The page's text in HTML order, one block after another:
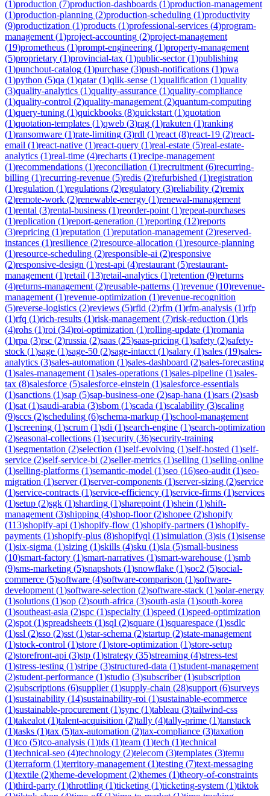
(1)production (7)production-dashboards (1)production-management
(1)production-planning (2)production-scheduling (1)productivity
(9)productization (1)products (1)professional-services (4)program-
management (1)project-accounting (2)project-management
(19)prometheus (1)prompt-engineering (1)property-management
(5)proprietary (1)provincial-tax (1)public-sector(1)publishing
(1)punchout-catalog (1)purchase (3)push-notifications (1)pwa
(1)python (5)qa (1)qatar(1)qlik-sense (1)qualification (1)quality
(3)quality-analytics (1)quality-assurance (1)quality-compliance
(1)quality-control (2)quality-management (2)quantum-computing
(1)query-tuning (1)quickbooks (8)quickstart (1)quotation
(1)quotation-templates (1)qweb (3)rag (1)rakuten (1)ranking
(1)ransomware (1)rate-limiting (3)rdl (1)react (8)react-19 (2)react-
email (1)react-native (1)react-query (1)real-estate (5)real-estate-
analytics (1)real-time (4)recharts (1)recipe-management
(1)recommendations (1)reconciliation (1)recruitment (6)recurring-
billing (1)recurring-revenue (5)redis (2)refurbished (1)registration
(1)regulation (1)regulations (2)regulatory (3)reliability (2)remix
(2)remote-work (2)renewable-energy (1)renewal-management
(1)rental (3)rental-business (1)reorder-point (1)repeat-purchases
(1)replication (1)report-generation (1)reporting (12)reports
(3)repricing (1)reputation (1)reputation-management (2)reserved-
instances (1)resilience (2)resource-allocation (1)resource-planning
(1)resource-scheduling (2)responsible-ai (2)responsive
(2)responsive-design (1)rest-api (4)restaurant (5)restaurant-
management (1)retail (13)retail-analytics (1)retention (9)returns
(4)returns-management (2)reusable-patterns (1)revenue (10)revenue-
management (1)revenue-optimization (1)revenue-recognition
(5)reverse-logistics (2)reviews (5)rfid (2)rfm (1)rfm-analysis (1)rfp
(1)rfq (1)rich-results (1)risk-management (7)risk-reduction (1)rls
(4)rohs (1)roi (34)roi-optimization (1)rolling-update (1)romania
(1)rpa (3)rsc (2)russia (2)saas (25)saas-pricing (1)safety (2)safety-
stock (1)sage (1)sage-50 (2)sage-intacct (1)salary (1)sales (19)sales-
analytics (3)sales-automation (1)sales-dashboard (2)sales-forecasting
(1)sales-management (1)sales-operations (1)sales-pipeline (1)sales-
tax (8)salesforce (5)salesforce-einstein (1)salesforce-essentials
(1)sanctions (1)sap (5)sap-business-one (2)sap-hana (1)sars (2)sasb
(1)sat (1)saudi-arabia (3)sbom (1)scada (1)scalability (3)scaling
(9)sccs (2)scheduling (6)schema-markup (1)school-management
(1)screening (1)scrum (1)sdi (1)search-engine (1)search-optimization
(2)seasonal-collections (1)security (36)security-training
(1)segmentation (2)selection (1)self-evolving (1)self-hosted (1)self-
service (2)self-service-bi (2)seller-metrics (1)selling (1)selling-online
(1)selling-platforms (1)semantic-model (1)seo (16)seo-audit (1)seo-
migration (1)server(1)server-components (1)server-sizing (2)service
(1)service-contracts (1)service-efficiency (1)service-firms (1)services
(1)setup (2)sgk (1)sharding (1)sharepoint (1)shein (1)shift-
management (3)shipping (4)shop-floor(2)shopee (2)shopify
(113)shopify-api (1)shopify-flow (1)shopify-partners (1)shopify-
payments (1)shopify-plus (8)shopifyql (1)simulation (3)sis (1)sisense
(1)six-sigma (1)sizing (1)skills (4)sku (1)sla (5)small-business
(10)smart-factory (1)smart-narratives (1)smart-warehouse (1)smb
(9)sms-marketing (5)snapshots (1)snowflake (1)soc2 (5)social-
commerce (5)software (4)software-comparison (1)software-
development (1)software-selection (2)software-stack (1)solar-energy
(1)solutions (1)sop (2)south-africa (3)south-asia (1)south-korea
(1)southeast-asia (2)spc (1)specialty (1)speed (1)speed-optimization
(2)spot (1)spreadsheets (1)sql (2)square (1)squarespace (1)ssdlc
(1)ssl (2)sso (2)sst (1)star-schema (2)startup (2)state-management
(1)stock-control (1)store (1)store-optimization (1)store-setup
(2)storefront-api (3)stp (1)strategy (35)streaming (4)stress-test
(1)stress-testing (1)stripe (3)structured-data (1)student-management
(2)student-performance (1)studio (3)subscriber(1)subscription
(2)subscriptions (6)supplier(1)supply-chain (28)support (6)surveys
(1)sustainability (14)sustainability-roi (1)sustainable-ecommerce
(1)sustainable-procurement (1)sync (1)tableau (3)tailwind-css
(1)takealot (1)talent-acquisition (2)tally (4)tally-prime (1)tanstack
(1)tasks (1)tax (5)tax-automation (2)tax-compliance (3)taxation
(1)tco (5)tco-analysis (1)tds (1)team (1)tech (1)technical
(1)technical-seo (4)technology (2)telecom (3)templates (3)temu
(1)terraform (1)territory-management (1)testing (7)text-messaging
(1)textile (2)theme-development (2)themes (1)theory-of-constraints
(1)third-party (1)throttling (1)ticketing (1)ticketing-system (1)tiktok